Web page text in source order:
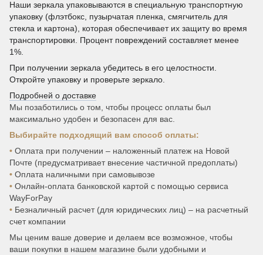
Наши зеркала упаковываются в специальную транспортную
упаковку (флэтбокс, пузырчатая пленка, смягчитель для
стекла и картона), которая обеспечивает их защиту во время
транспортировки. Процент повреждений составляет менее
1%.
При получении зеркала убедитесь в его целостности.
Откройте упаковку и проверьте зеркало.
Подробней о доставке
Мы позаботились о том, чтобы процесс оплаты был
максимально удобен и безопасен для вас.
Выбирайте подходящий вам способ оплаты:
• Оплата при получении – наложенный платеж на Новой
Почте (предусматривает внесение частичной предоплаты)
• Оплата наличными при самовывозе
• Онлайн-оплата банковской картой с помощью сервиса
WayForPay
• Безналичный расчет (для юридических лиц) – на расчетный
счет компании
Мы ценим ваше доверие и делаем все возможное, чтобы
ваши покупки в нашем магазине были удобными и